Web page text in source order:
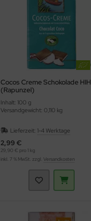
Cocos Creme Schokolade HIH
(Rapunzel)
Inhalt: 100 g
Versandgewicht: 0,110 kg
Lieferzeit: 1-4 Werktage
2,99 €
29,90 € pro 1 kg
inkl. 7 % MwSt. zzgl. Versandkosten